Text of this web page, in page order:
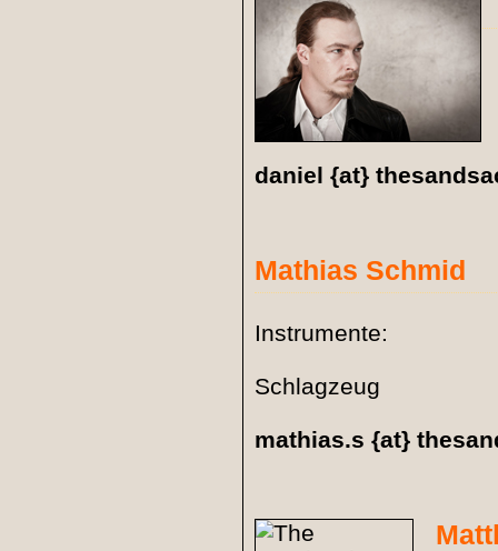
daniel {at}
Mathias Schmid
Instrumente:
Schlagzeug
mathias.s {at}